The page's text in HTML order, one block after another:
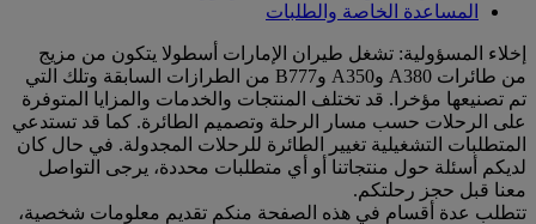
المساعدة الخاصة والطلبات
إخلاء المسؤولية: تشغل طيران الإمارات أسطولا يتكون من مزيج
من طائرات A380 وA350 وB777 من الطرازات السابقة وتلك التي
تم تصنيعها مؤخرا. قد تختلف المنتجات والخدمات والمزايا المتوفرة
على الرحلات حسب مسار الرحلة وتصميم الطائرة. كما قد تستدعي
المتطلبات التشغيلية تغيير الطائرة للرحلات المجدولة. في حال كان
لديكم أسئلة حول منتجاتنا أو أي متطلبات محددة، يرجى التواصل
معنا قبل حجز رحلتكم.
تتطلب عدة أقسام في هذه الصفحة منكم تقديم معلومات شخصية،